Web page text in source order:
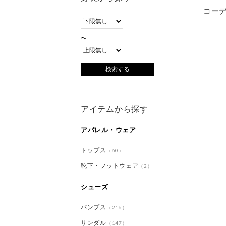
〜
アイテムから探す
アパレル・ウェア
トップス （60）
靴下・フットウェア （2）
シューズ
パンプス （216）
サンダル （147）
コー